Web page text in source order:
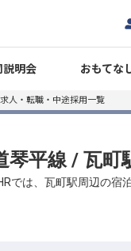
説明会 おもてな
人・転職・中途採用一覧
琴平線 / 瓦
では、瓦町駅周辺の宿